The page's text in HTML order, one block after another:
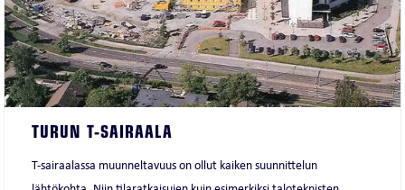
TURUN T-SAIRAALA
T-sairaalassa muunneltavuus on ollut kaiken suunnittelun